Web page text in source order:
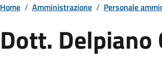
Home / Amministrazione / Personale
Dott. Delpiano